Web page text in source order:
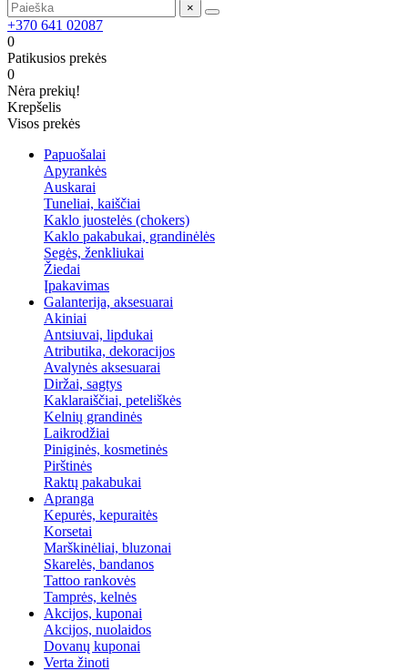
×
+370 641 02087
0
Patikusios prekės
0
Nėra prekių!
Krepšelis
Visos prekės
Papuošalai
Apyrankės
Auskarai
Tuneliai, kaiščiai
Kaklo juostelės (chokers)
Kaklo pakabukai, grandinėlės
Segės, ženkliukai
Žiedai
Įpakavimas
Galanterija, aksesuarai
Akiniai
Antsiuvai, lipdukai
Atributika, dekoracijos
Avalynės aksesuarai
Diržai, sagtys
Kaklaraiščiai, peteliškės
Kelnių grandinės
Laikrodžiai
Piniginės, kosmetinės
Pirštinės
Raktų pakabukai
Apranga
Kepurės, kepuraitės
Korsetai
Marškinėliai, bluzonai
Skarelės, bandanos
Tattoo rankovės
Tamprės, kelnės
Akcijos, kuponai
Akcijos, nuolaidos
Dovanų kuponai
Verta žinoti